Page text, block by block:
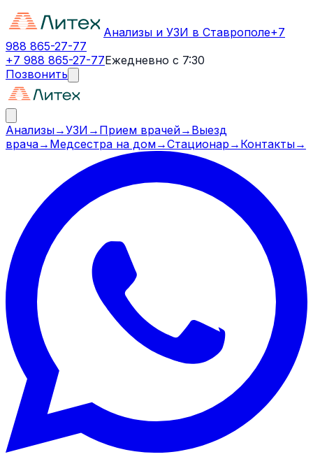
Анализы и УЗИ в Ставрополе+7
988 865-27-77
+7 988 865-27-77Ежедневно с 7:30
Позвонить
Анализы→УЗИ → Прием врачей→ Выезд
врача→ Медсестра на дом→Стационар → Контакты→